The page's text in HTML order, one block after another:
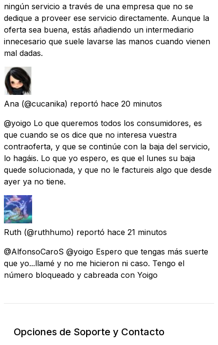
ningún servicio a través de una empresa que no se
dedique a proveer ese servicio directamente. Aunque la
oferta sea buena, estás añadiendo un intermediario
innecesario que suele lavarse las manos cuando vienen
mal dadas.
Ana (@cucanika) reportó hace 20 minutos
@yoigo Lo que queremos todos los consumidores, es
que cuando se os dice que no interesa vuestra
contraoferta, y que se continúe con la baja del servicio,
lo hagáis. Lo que yo espero, es que el lunes su baja
quede solucionada, y que no le factureis algo que desde
ayer ya no tiene.
Ruth (@ruthhumo) reportó hace 21 minutos
@AlfonsoCaroS @yoigo Espero que tengas más suerte
que yo...llamé y no me hicieron ni caso. Tengo el
número bloqueado y cabreada con Yoigo
Opciones de Soporte y Contacto